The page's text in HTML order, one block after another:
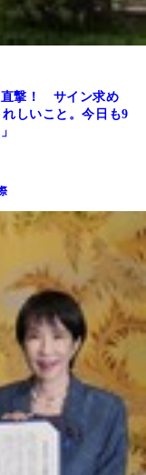
直撃！ サイン求め
しいこと。今日も9